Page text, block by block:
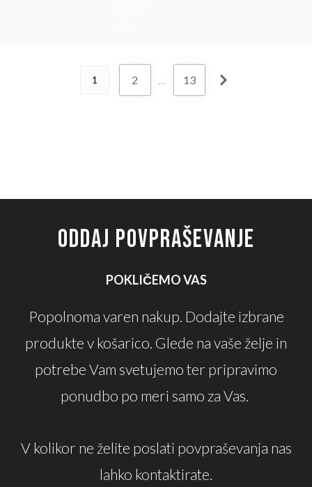
1 2 … 13
ODDAJ POVPRAŠEVANJE
POKLIČEMO VAS
Popolnoma varen nakup. Dodajte izbrane
produkte v košarico. Glede na vaše želje in
potrebe Vam svetujemo ter pripravimo
ponudbo po meri samo za Vas.
V kolikor ne želite poslati povpraševanja nas
lahko kontaktirate.